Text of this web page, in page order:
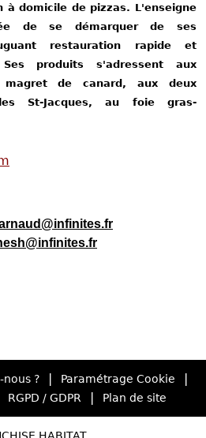
domicile de pizzas. L'enseigne
de se démarquer de ses
restauration rapide et
produits s'adressent aux
de canard, aux deux
St-Jacques, au foie gras-
nous ? | Paramétrage Cookie |
RGPD / GDPR | Plan de site